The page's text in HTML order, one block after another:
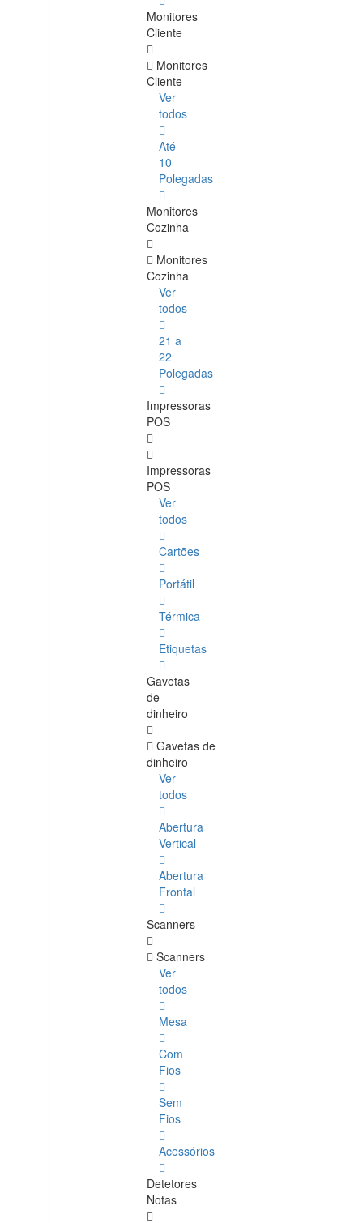
Monitores
Cliente
Monitores
Cliente
Ver
todos
Até
10
Polegadas
Monitores
Cozinha
Monitores
Cozinha
Ver
todos
21 a
22
Polegadas
Impressoras
POS
Impressoras
POS
Ver
todos
Cartões
Portátil
Térmica
Etiquetas
Gavetas
de
dinheiro
Gavetas de
dinheiro
Ver
todos
Abertura
Vertical
Abertura
Frontal
Scanners
Scanners
Ver
todos
Mesa
Com
Fios
Sem
Fios
Acessórios
Detetores
Notas